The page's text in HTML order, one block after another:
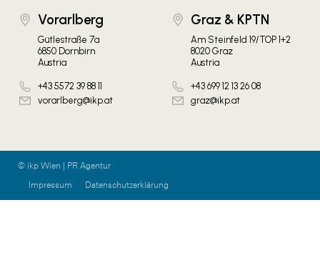
Vorarlberg
Gütlestraße 7a
6850 Dornbirn
Austria
+43 5572 39 88 11
vorarlberg@ikp.at
Graz & KPTN
Am Steinfeld 19/TOP 1+2
8020 Graz
Austria
+43 699 12 13 26 08
graz@ikp.at
© ikp Wien | PR Agentur
Impressum
Datenschutzerklärung